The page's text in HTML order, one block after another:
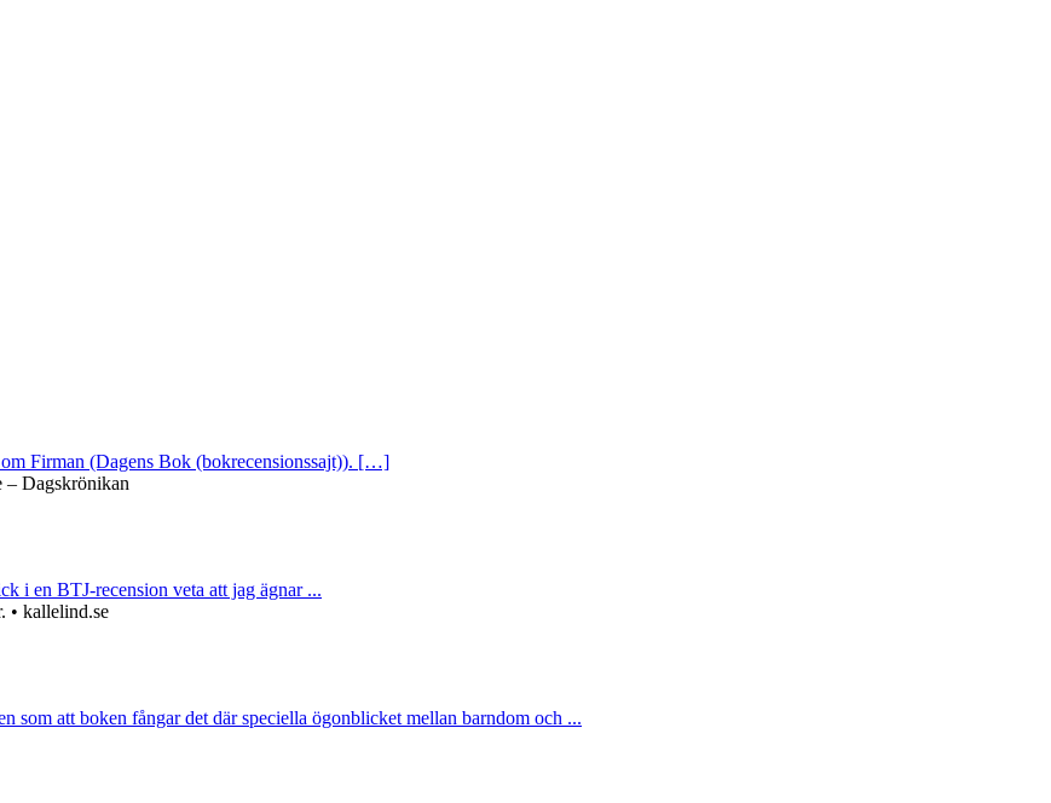
Firman (Dagens Bok (bokrecensionssajt)). […]
– Dagskrönikan
i en BTJ-recension veta att jag ägnar ...
• kallelind.se
att boken fångar det där speciella ögonblicket mellan barndom och ...